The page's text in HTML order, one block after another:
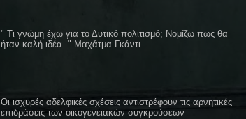
" Τι γνώμη έχω για το Δυτικό πολιτισμό; Νομίζω πως θα
ήταν καλή ιδέα. " Μαχάτμα Γκάντι
Οι ισχυρές αδελφικές σχέσεις αντιστρέφουν τις αρνητικές
επιδράσεις των οικογενειακών συγκρούσεων